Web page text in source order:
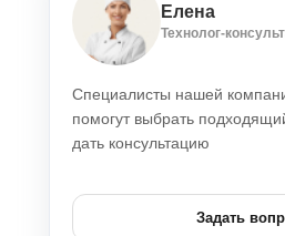
Елена
Технолог-
Специалисты нашей
помогут выбрать
дать консультацию
Задать